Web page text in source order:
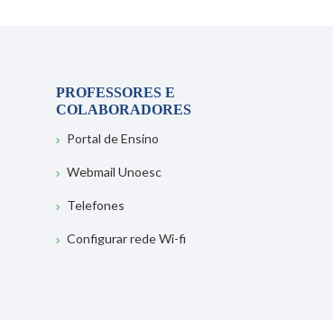
PROFESSORES E
COLABORADORES
Portal de Ensino
Webmail Unoesc
Telefones
Configurar rede Wi-fi